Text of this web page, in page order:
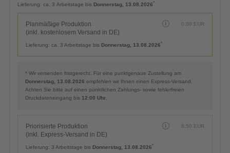
Lieferung: ca. 3 Arbeitstage bis Donnerstag, 13.08.2026*
Planmäßige Produktion
(inkl. kostenlosem Versand in DE)
0,00 EUR
Lieferung: ca. 3 Arbeitstage bis Donnerstag, 13.08.2026*
* Wir versenden fristgerecht. Für eine punktgenaue Zustellung am
Donnerstag, 13.08.2026 empfehlen wir Ihnen einen Express-Versand.
Achten Sie bitte auf einen pünktlichen Zahlungs- sowie fehlerfreien
Druckdateneingang bis 12:00 Uhr
Priorisierte Produktion
(inkl. Express-Versand in DE)
6,50 EUR
Lieferung: 3 Arbeitstage bis Donnerstag, 13.08.2026*